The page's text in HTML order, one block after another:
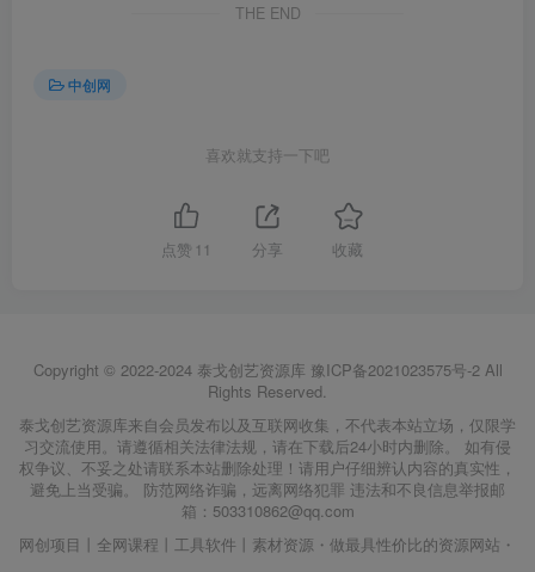
THE END
中创网
喜欢就支持一下吧
点赞 11 分享 收藏
Copyright © 2022-2024 泰戈创艺资源库 豫ICP备2021023575号-2All
Rights Reserved.
泰戈创艺资源库来自会员发布以及互联网收集，不代表本站立场，仅限学
习交流使用。请遵循相关法律法规，请在下载后24小时内删除。 如有侵
权争议、不妥之处请联系本站删除处理！请用户仔细辨认内容的真实性，
避免上当受骗。 防范网络诈骗，远离网络犯罪 违法和不良信息举报邮
箱：503310862@qq.com
网创项目丨全网课程丨工具软件丨素材资源・做最具性价比的资源网站・